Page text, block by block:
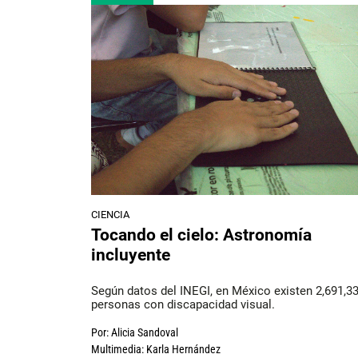
CIENCIA
Tocando el cielo: Astronomía
incluyente
Según datos del INEGI, en México existen
personas con discapacidad visual.
Por:Alicia Sandoval
Multimedia: Karla Hernández